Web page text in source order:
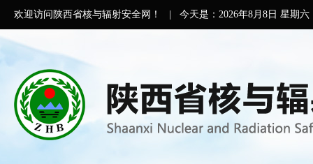
欢迎访问陕西省核与辐射安全网！ 今天是： 2026年8月8日 星期六